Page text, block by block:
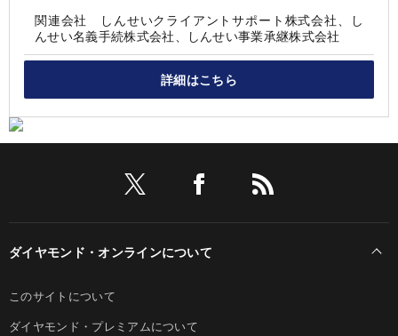
関連会社 しんせいクライアントサポート株式会社、し
んせい名義手続株式会社、しんせい事業承継株式会社
詳細はこちら
ダイヤモンド・オンラインについて
このサイトについて
ダイヤモンド・プレミアムについて